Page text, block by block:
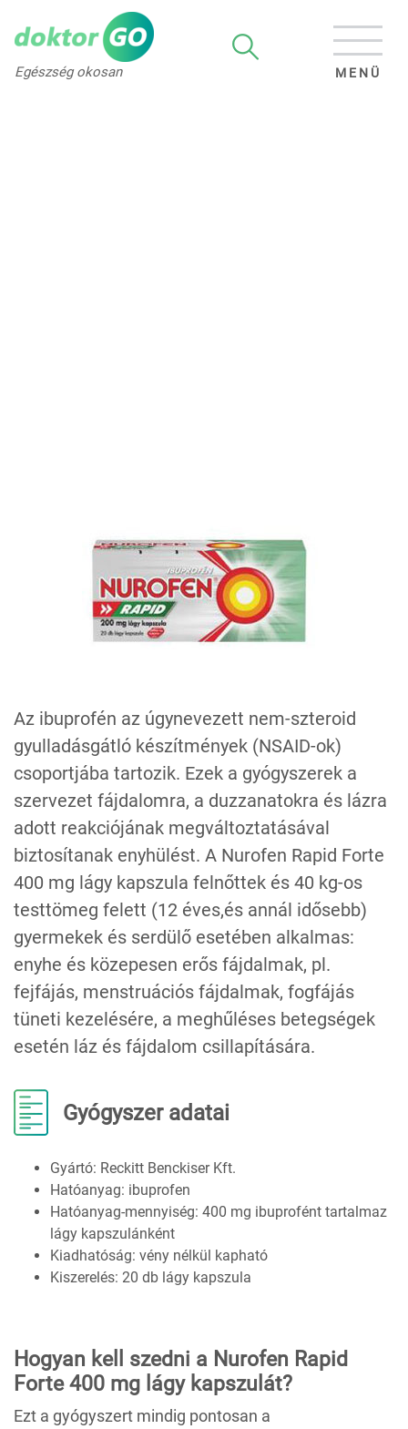
Egészség okosan MENÜ
Az ibuprofén az úgynevezett nem-szteroid
gyulladásgátló készítmények (NSAID-ok)
csoportjába tartozik. Ezek a gyógyszerek a
szervezet fájdalomra, a duzzanatokra és lázra
adott reakciójának megváltoztatásával
biztosítanak enyhülést. A Nurofen Rapid Forte
400 mg lágy kapszula felnőttek és 40 kg-os
testtömeg felett (12 éves,és annál idősebb)
gyermekek és serdülő esetében alkalmas:
enyhe és közepesen erős fájdalmak, pl.
fejfájás, menstruációs fájdalmak, fogfájás
tüneti kezelésére, a meghűléses betegségek
esetén láz és fájdalom csillapítására.
Gyógyszer adatai
Gyártó: Reckitt Benckiser Kft.
Hatóanyag: ibuprofen
Hatóanyag-mennyiség: 400 mg ibuprofént tartalmaz
lágy kapszulánként
Kiadhatóság: vény nélkül kapható
Kiszerelés: 20 db lágy kapszula
Hogyan kell szedni a Nurofen Rapid
Forte 400 mg lágy kapszulát?
Ezt a gyógyszert mindig pontosan a